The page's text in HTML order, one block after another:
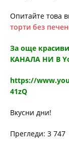
Опитайте това
торти без
За още
КАНАЛА НИ В
https://
41zQ
Вкусни дни!
Прегледи: 3 747